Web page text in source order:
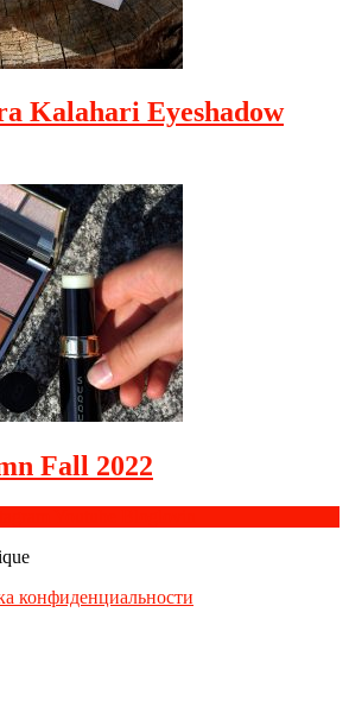
Kalahari Eyeshadow
Fall 2022
конфиденциальности